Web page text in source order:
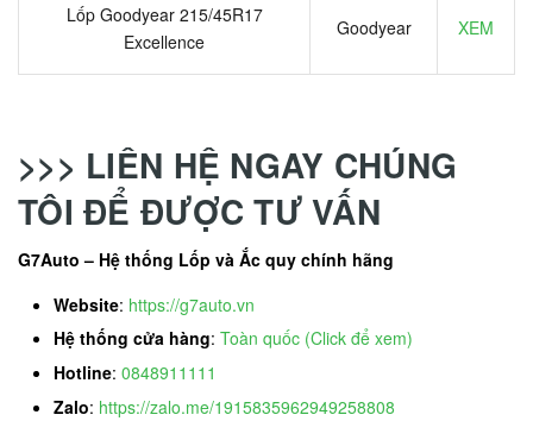
Lốp Goodyear 215/45R17
Excellence
Goodyear XEM
>>> LIÊN HỆ NGAY CHÚNG
TÔI ĐỂ ĐƯỢC TƯ VẤN
G7Auto – Hệ thống Lốp và Ắc quy chính hãng
Website: https://g7auto.vn
Hệ thống cửa hàng: Toàn quốc (Click để xem)
Hotline: 0848911111
Zalo: https://zalo.me/1915835962949258808